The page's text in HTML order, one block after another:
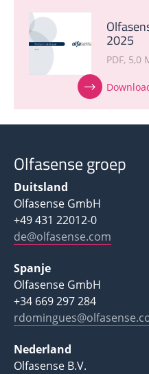
2025
PDF 5,0
Olfasense groep
Duitsland
Olfasense GmbH
+49 431 22012-0
de@olfasense.com
Spanje
Olfasense GmbH
+34 669 297 284
Nederland
Olfasense B.V.